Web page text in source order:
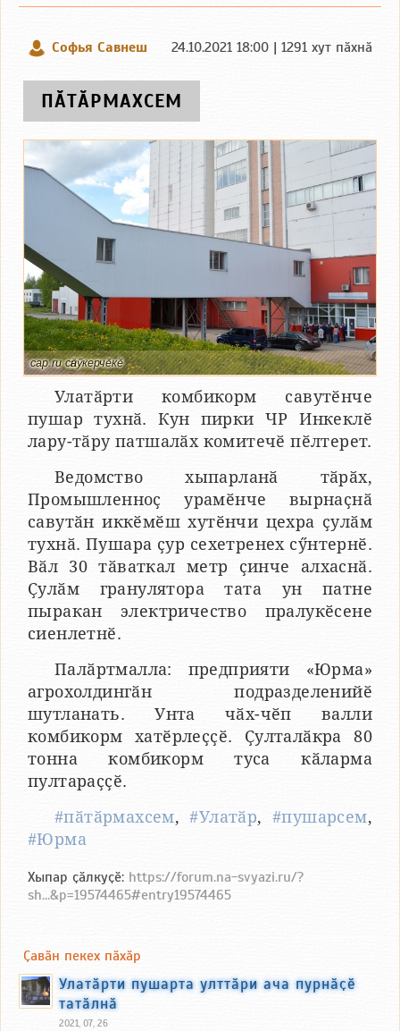
Софья Савнеш 24.10.2021 18:00 | 1291 хут пӑхнӑ
ПӐТӐРМАХСЕМ
cap.ru сӑнӳкерчӗкӗ
Улатӑрти комбикорм савутӗнче
пушар тухнӑ. Кун пирки ЧР Инкеклӗ
лару-тӑру патшалӑх комитечӗ пӗлтерет.
Ведомство хыпарланӑ тӑрӑх,
Промышленноҫ урамӗнче вырнаҫнӑ
савутӑн иккӗмӗш хутӗнчи цехра ҫулӑм
тухнӑ. Пушара ҫур сехетренех сӳнтернӗ.
Вӑл 30 тӑваткал метр ҫинче алхаснӑ.
Ҫулӑм гранулятора тата ун патне
пыракан электричество пралукӗсене
сиенлетнӗ.
Палӑртмалла: предприяти «Юрма»
агрохолдингӑн подразделенийӗ
шутланать. Унта чӑх-чӗп валли
комбикорм хатӗрлеҫҫӗ. Ҫулталӑкра 80
тонна комбикорм туса кӑларма
пултараҫҫӗ.
#пӑтӑрмахсем,#Улатӑр, #пушарсем,
#Юрма
Хыпар ҫӑлкуҫӗ: https://forum.na-svyazi.ru/?
sh...&p=19574465#entry19574465
Ҫавӑн пекех пӑхӑр
Улатӑрти пушарта улттӑри ача пурнӑҫӗ
татӑлнӑ
2021, 07, 26